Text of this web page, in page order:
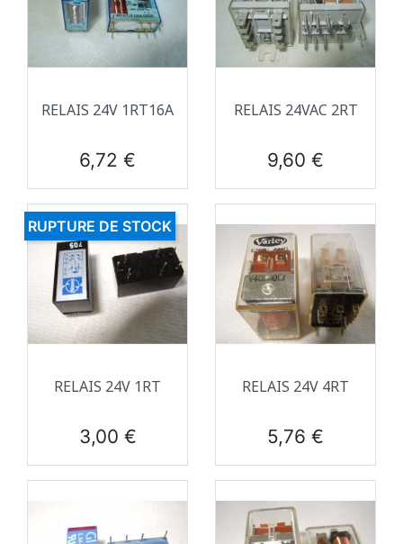
RELAIS 24V 1RT16A
Prix
6,72 €
RELAIS 24VAC 2RT
Prix
9,60 €
RELAIS 24V 1RT
Prix
3,00 €
RUPTURE DE STOCK
RELAIS 24V 4RT
Prix
5,76 €